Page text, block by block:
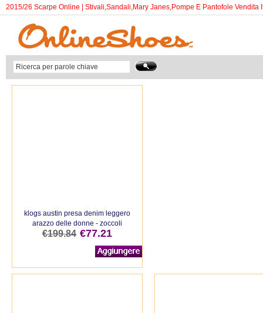
2015/26 Scarpe Online | Stivali,Sandali,Mary Janes,Pompe E Pantofole Vendita
klogs austin presa denim leggero
arazzo delle donne - zoccoli
€199.84 €77.21